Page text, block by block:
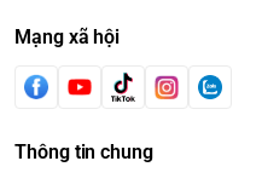
Mạng xã hội
Thông tin chung